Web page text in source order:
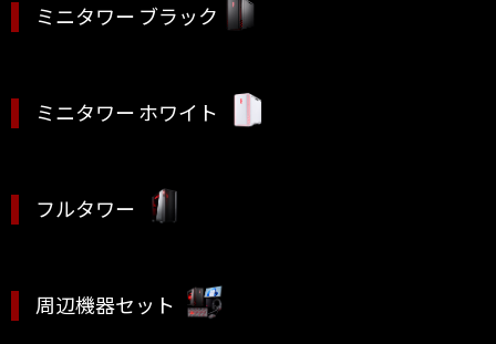
ミニタワー ブラック
ミニタワー ホワイト
フルタワー
周辺機器セット